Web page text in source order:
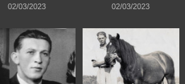
02/03/2023 02/03/2023